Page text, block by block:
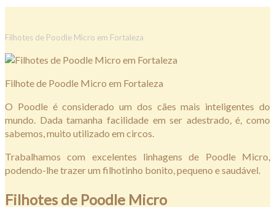
Filhotes de Poodle Micro em Fortaleza
Filhote de Poodle Micro em Fortaleza
O Poodle é considerado um dos cães mais inteligentes do
mundo. Dada tamanha facilidade em ser adestrado, é, como
sabemos, muito utilizado em circos.
Trabalhamos com excelentes linhagens de Poodle Micro,
podendo-lhe trazer um filhotinho bonito, pequeno e saudável.
Filhotes de Poodle Micro